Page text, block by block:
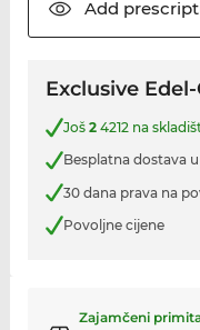
Add
Exclusive
Još 24212 na
Besplatna dostava
30 dana prava na
Povoljne cijene
Zajamčeni